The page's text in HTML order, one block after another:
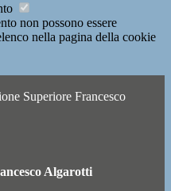
non possono essere
nella pagina della cookie
Superiore Francesco
Algarotti